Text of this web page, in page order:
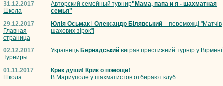
31.12.2017
Школа
Авторский семейный турнир"Мама, папа и я - шахматная
семья"
29.12.2017
Главная
страница
Юлія Осьмак і Олександр Білявський – переможці "Матчів
шахових зірок"!
02.12.2017
Турниры
Українець Бернадський виграв престижний турнір у Вірменії
01.11.2017
Школа
Крик души! Крик о помощи!
В Мариуполе у шахматистов отбирают клуб